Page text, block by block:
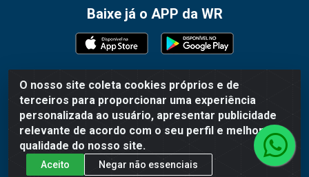
O nosso site coleta cookies próprios e de
terceiros para proporcionar uma experiência
personalizada ao usuário, apresentar publicidade
relevante de acordo com o seu perfil e melhorar a
qualidade do nosso site.
Aceito Negar não essenciais
Baixe já o APP da WR
WR Embalagens - R. Cel. Teodoro Gomes de Araújo, 1360 -
Grogotó - Barbacena / MG - CEP 36202-628 - CNPJ
02.692.206/0001-55